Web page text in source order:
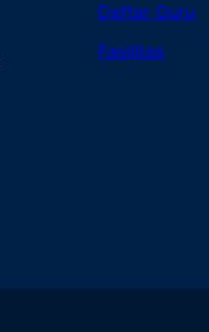
Daftar Guru
Fasilitas